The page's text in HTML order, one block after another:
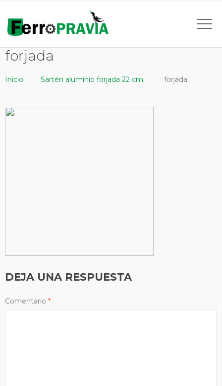
forjada
Inicio Sartén aluminio forjada 22 cm. forjada
DEJA UNA RESPUESTA
Comentario *